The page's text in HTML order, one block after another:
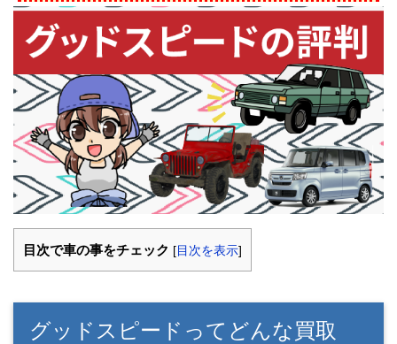
目次で車の事をチェック [ 目次を表示]
グッドスピードってどんな買取